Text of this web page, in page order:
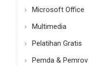
Microsoft Office
Multimedia
Pelatihan Gratis
Pemda & Pemrov